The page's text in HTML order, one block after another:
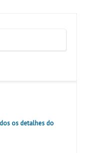
os detalhes do